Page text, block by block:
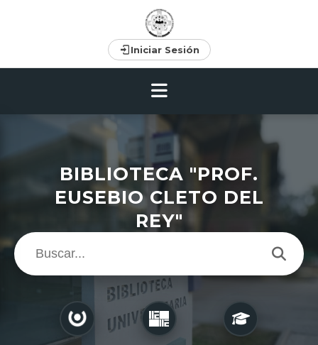
Iniciar Sesión
BIBLIOTECA "PROF.
EUSEBIO CLETO DEL
REY"